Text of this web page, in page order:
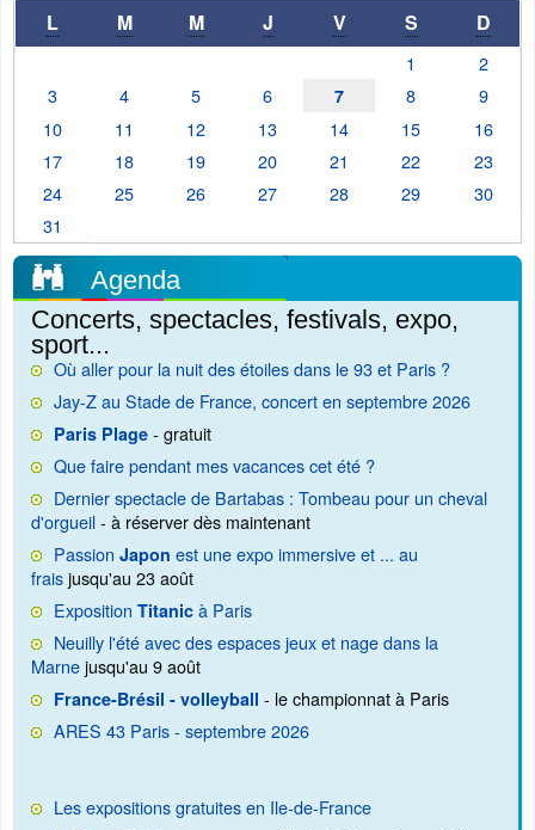
L M M J V S D
1
2
3
4 5 6 7 8
9
10
11 12 13 14 15
16
17
18 19 20 21 22
23
24
25 26 27 28 29
30
31
Agenda
Concerts, spectacles, festivals, expo,
sport...
Où aller pour la nuit des étoiles dans le 93 et Paris ?
Jay-Z au Stade de France, concert en septembre 2026
Paris Plage - gratuit
Que faire pendant mes vacances cet été ?
Dernier spectacle de Bartabas : Tombeau pour un cheval
d'orgueil- à réserver dès maintenant
Passion Japon est une expo immersive et ... au
fraisjusqu'au 23 août
Exposition Titanic à Paris
Neuilly l'été avec des espaces jeux et nage dans la
Marnejusqu'au 9 août
France-Brésil - volleyball - le championnat à Paris
ARES 43 Paris - septembre 2026
Les expositions gratuites en Ile-de-France